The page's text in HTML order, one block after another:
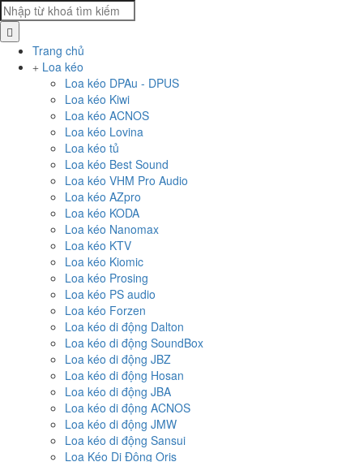
Trang chủ
Loa kéo
Loa kéo DPAu - DPUS
Loa kéo Kiwi
Loa kéo ACNOS
Loa kéo Lovina
Loa kéo tủ
Loa kéo Best Sound
Loa kéo VHM Pro Audio
Loa kéo AZpro
Loa kéo KODA
Loa kéo Nanomax
Loa kéo KTV
Loa kéo Kiomic
Loa kéo Prosing
Loa kéo PS audio
Loa kéo Forzen
Loa kéo di động Dalton
Loa kéo di động SoundBox
Loa kéo di động JBZ
Loa kéo di động Hosan
Loa kéo di động JBA
Loa kéo di động ACNOS
Loa kéo di động JMW
Loa kéo di động Sansui
Loa Kéo Di Động Oris